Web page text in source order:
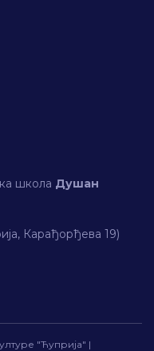
школа Душан
Карађорђева 19)
"Ћуприја" |